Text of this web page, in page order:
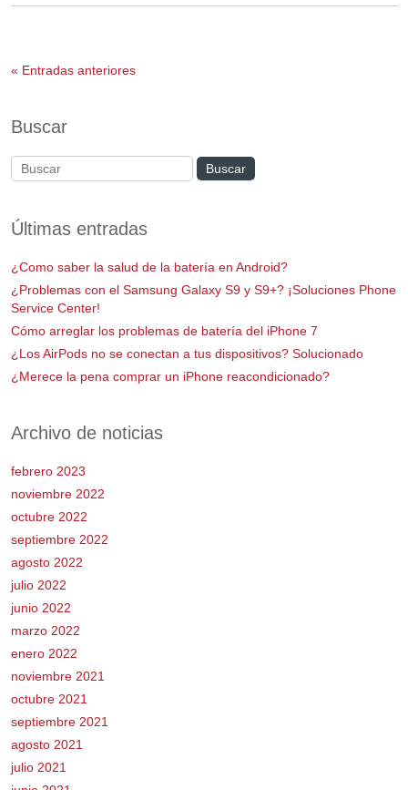
« Entradas anteriores
Buscar
Últimas entradas
¿Como saber la salud de la batería en Android?
¿Problemas con el Samsung Galaxy S9 y S9+? ¡Soluciones Phone
Service Center!
Cómo arreglar los problemas de batería del iPhone 7
¿Los AirPods no se conectan a tus dispositivos? Solucionado
¿Merece la pena comprar un iPhone reacondicionado?
Archivo de noticias
febrero 2023
noviembre 2022
octubre 2022
septiembre 2022
agosto 2022
julio 2022
junio 2022
marzo 2022
enero 2022
noviembre 2021
octubre 2021
septiembre 2021
agosto 2021
julio 2021